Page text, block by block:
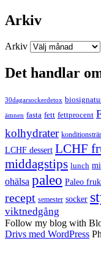
Arkiv
Arkiv
Det handlar
30dagarsockerdetox
ämnen fasta fett fettprocent
kolhydrater
LCHF dessert LCHF
middagstips lunch
ohälsa paleo Paleo
recept semester socker
viktnedgång
Follow my blog with
Drivs med WordPress